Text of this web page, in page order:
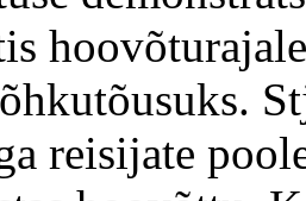
reisijate